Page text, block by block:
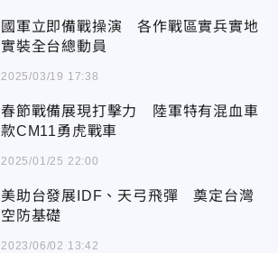
國軍立即備戰操演 各作戰區實兵實地
實裝全台總動員
2025/03/19 17:38
春節戰備展現打擊力 陸軍特有混血車
款CM11勇虎戰車
2025/01/25 22:00
美助台發展IDF、天弓飛彈 奠定台灣
空防基礎
2023/06/02 13:42